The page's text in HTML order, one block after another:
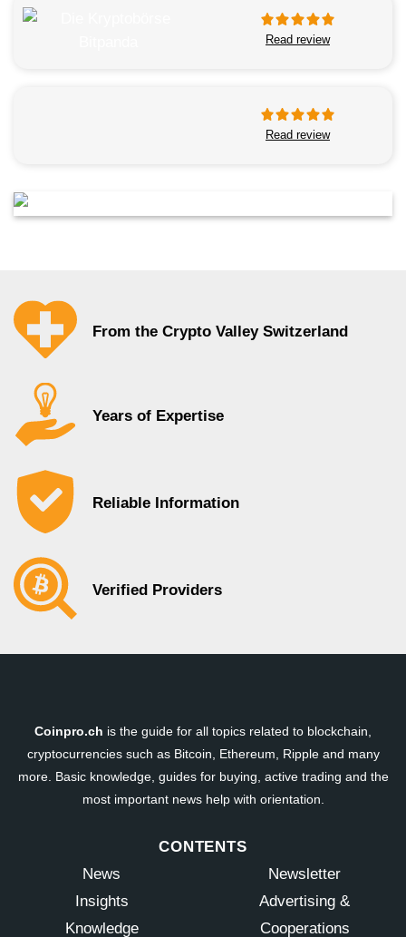
Read review
Read review
From the Crypto Valley Switzerland
Years of Expertise
Reliable Information
Verified Providers
Coinpro.ch is the guide for all topics related to blockchain,
cryptocurrencies such as Bitcoin, Ethereum, Ripple and many
more. Basic knowledge, guides for buying, active trading and the
most important news help with orientation.
CONTENTS
News
Insights
Knowledge
Newsletter
Advertising &
Cooperations